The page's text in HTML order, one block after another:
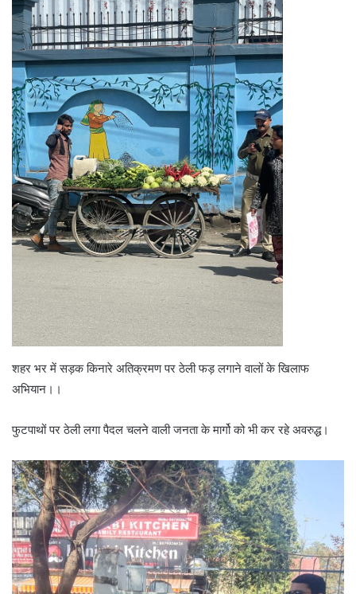
शहर भर में सड़क किनारे अतिक्रमण पर ठेली फड़ लगाने वालों के खिलाफ
अभियान।।
फुटपाथों पर ठेली लगा पैदल चलने वाली जनता के मार्गो को भी कर रहे अवरुद्ध।